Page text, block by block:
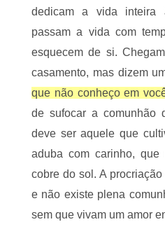
dedicam a vida inteira
passam a vida com
esquecem de si.
casamento, mas dizem
que não conheço em
de sufocar a comunhão
deve ser aquele que
aduba com carinho,
cobre do sol. A
e não existe plena
sem que vivam um amor